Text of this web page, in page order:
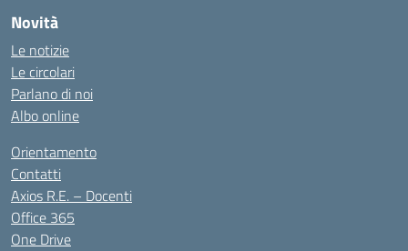
Novità
Le notizie
Le circolari
Parlano di noi
Albo online
Orientamento
Contatti
Axios R.E. – Docenti
Office 365
One Drive